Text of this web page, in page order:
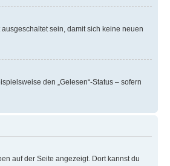
sein, damit sich keine neuen
den „Gelesen“-Status – sofern
auf der Seite angezeigt. Dort kannst du